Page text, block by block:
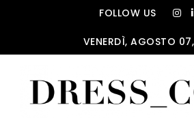
FOLLOW US
VENERDÌ, AGOSTO